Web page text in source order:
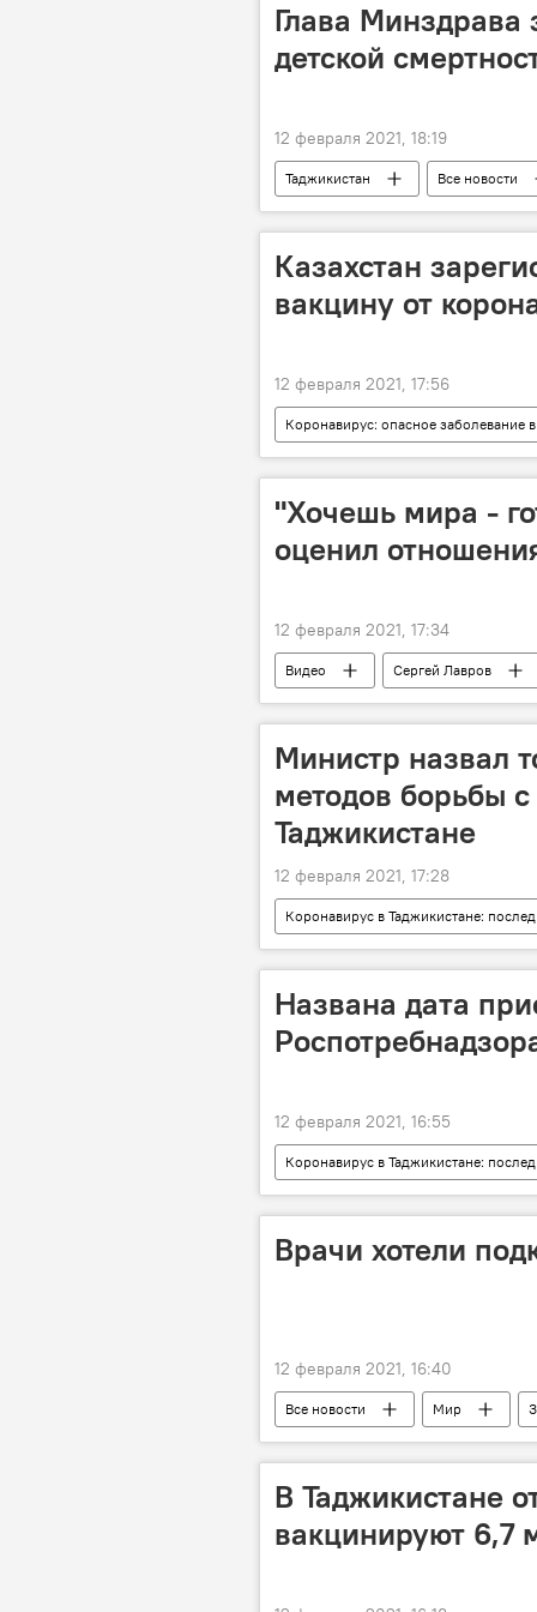
Глава Минздрава
детской
12 февраля 2021, 18:19
Таджикистан Все новости
Казахстан
вакцину от
12 февраля 2021, 17:56
Коронавирус: опасное заболевание
коронавирус
Казахстан
"Хочешь мира -
оценил
12 февраля 2021, 17:34
Видео Сергей Лавров
Министр назвал
методов борьбы
Таджикистане
12 февраля 2021, 17:28
Коронавирус в Таджикистане:
Здравоохранение
Названа дата
12 февраля 2021, 16:55
Коронавирус в Таджикистане:
Здравоохранение
Врачи хотели
12 февраля 2021, 16:40
Все новости Мир
коронавирус
В Таджикистане
вакцинируют 6,7